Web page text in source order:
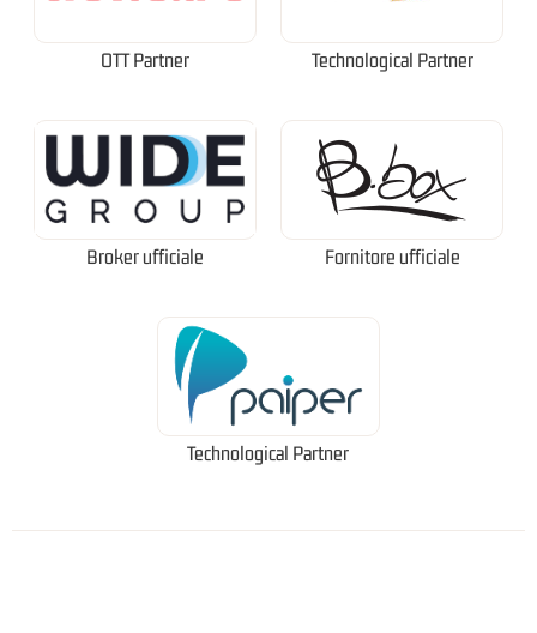
OTT Partner Technological Partner
Broker ufficiale Fornitore ufficiale
Technological Partner